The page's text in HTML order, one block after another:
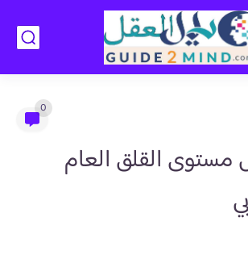
0
مستوى القلق العام